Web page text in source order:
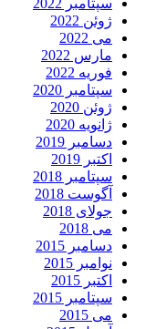
ژوئن 2022
می 2022
مارس 2022
فوریه 2022
سپتامبر 2020
ژوئن 2020
ژانویه 2020
دسامبر 2019
اکتبر 2019
سپتامبر 2018
آگوست 2018
جولای 2018
می 2018
دسامبر 2015
نوامبر 2015
اکتبر 2015
سپتامبر 2015
می 2015